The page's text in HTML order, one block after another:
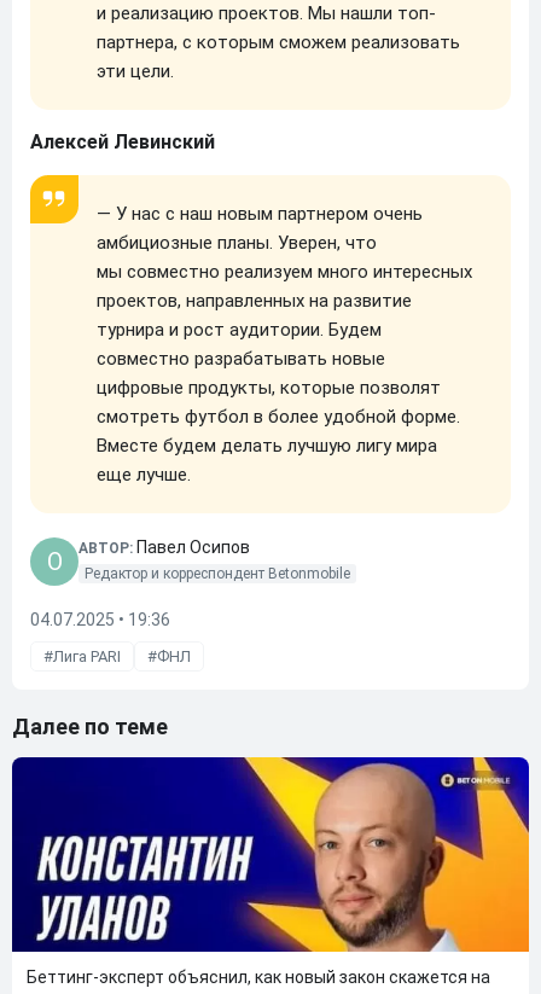
и реализацию проектов. Мы нашли топ-
партнера, с которым сможем реализовать
эти цели.
Алексей Левинский
— У нас с наш новым партнером очень
амбициозные планы. Уверен, что
мы совместно реализуем много интересных
проектов, направленных на развитие
турнира и рост аудитории. Будем
совместно разрабатывать новые
цифровые продукты, которые позволят
смотреть футбол в более удобной форме.
Вместе будем делать лучшую лигу мира
еще лучше.
O АВТОР: Павел Осипов
Редактор и корреспондент Betonmobile
04.07.2025 • 19:36
Лига PARI ФНЛ
Далее по теме
Беттинг-эксперт объяснил, как новый закон скажется на